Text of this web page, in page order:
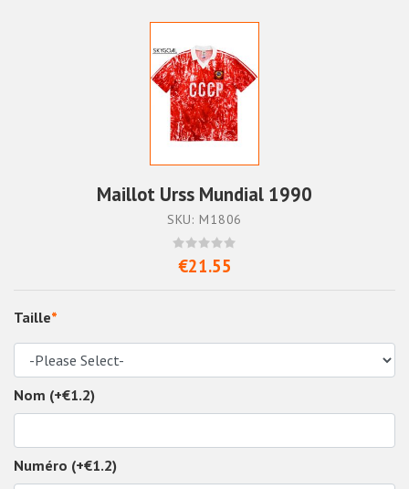
Maillot Urss Mundial 1990
SKU: M1806
€21.55
Taille*
Nom (+€1.2)
Numéro (+€1.2)